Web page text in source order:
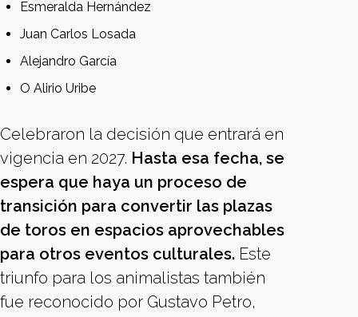
Esmeralda Hernández
Juan Carlos Losada
Alejandro García
O Alirio Uribe
Celebraron la decisión que entrará en
vigencia en 2027. Hasta esa fecha, se
espera que haya un proceso de
transición para convertir las plazas
de toros en espacios aprovechables
para otros eventos culturales. Este
triunfo para los animalistas también
fue reconocido por Gustavo Petro,